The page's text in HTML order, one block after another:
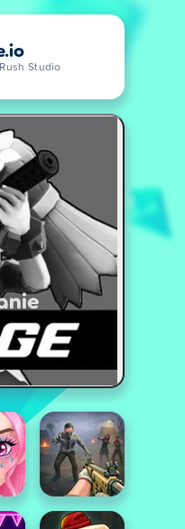
Studio